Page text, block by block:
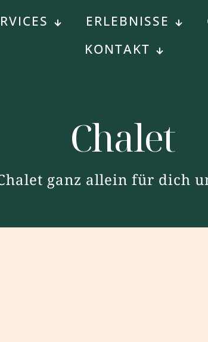
ERLEBNISSE
KONTAKT
Chalet
ganz allein für dich